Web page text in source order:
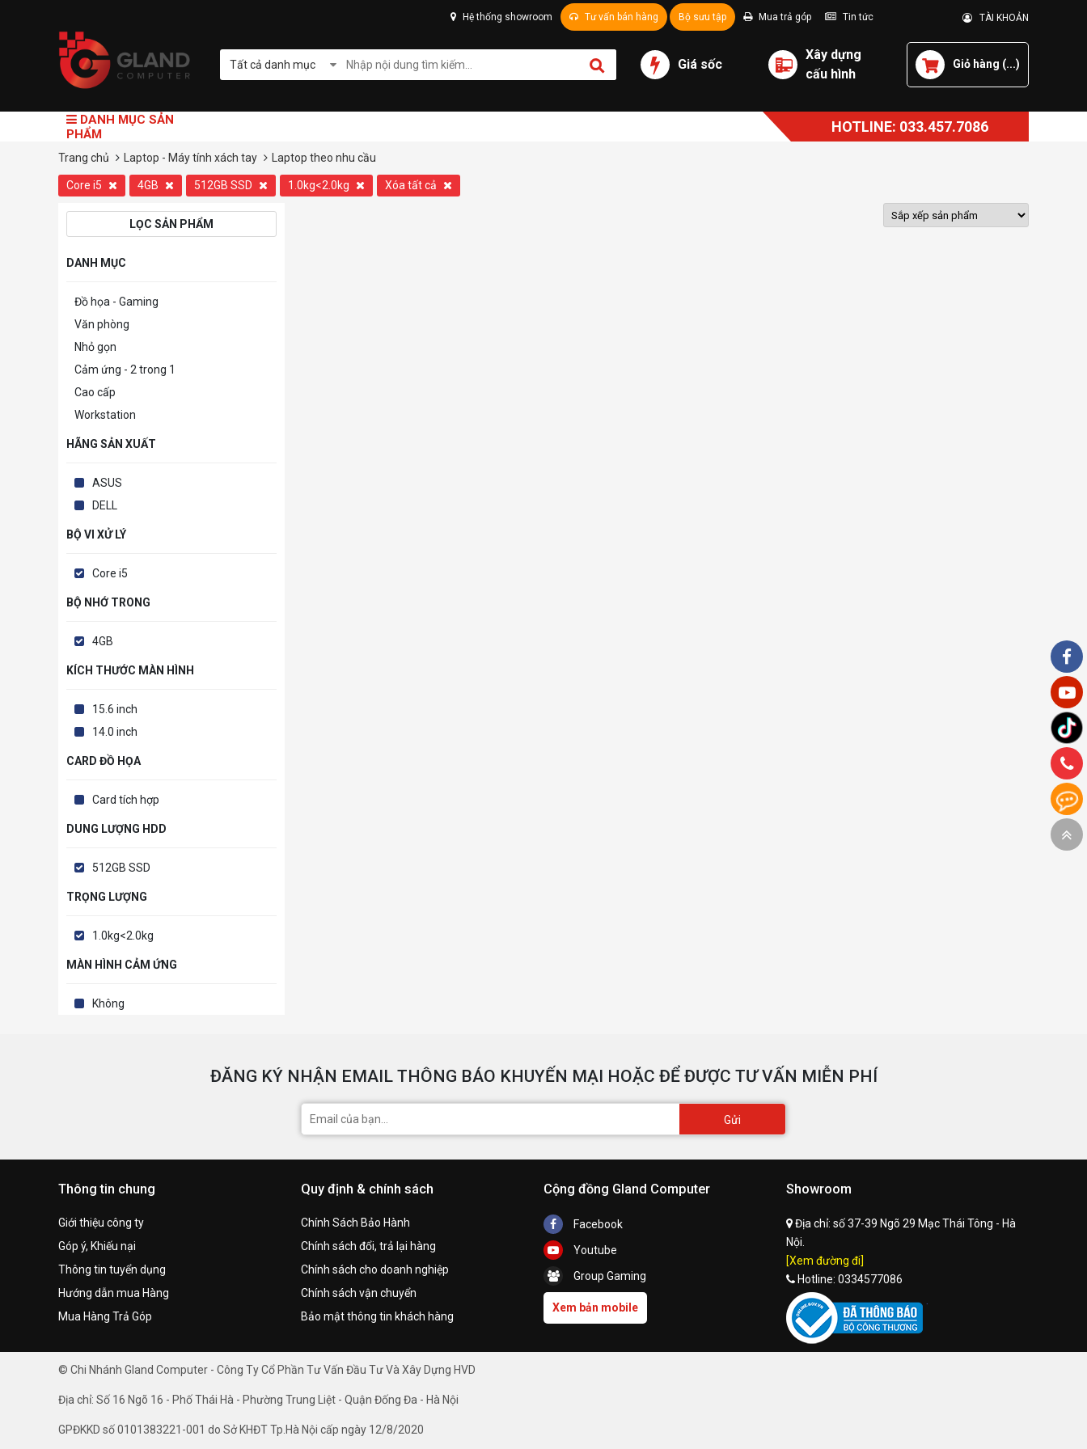
Hệ thống showroom Tư vấn bán hàng Bộ sưu tập Mua trả góp Tin tức TÀI KHOẢN
Tất cả danh mục Giá sốc
Xây dựng
cấu hình
Giỏ hàng (...)
DANH MỤC SẢN
PHẨM
HOTLINE: 033.457.7086
Trang chủ Laptop - Máy tính xách tay Laptop theo nhu cầu
Core i5 4GB 512GB SSD 1.0kg<2.0kg Xóa tất cả
LỌC SẢN PHẨM
DANH MỤC
Đồ họa - Gaming
Văn phòng
Nhỏ gọn
Cảm ứng - 2 trong 1
Cao cấp
Workstation
HÃNG SẢN XUẤT
ASUS
DELL
BỘ VI XỬ LÝ
Core i5
BỘ NHỚ TRONG
4GB
KÍCH THƯỚC MÀN HÌNH
15.6 inch
14.0 inch
CARD ĐỒ HỌA
Card tích hợp
DUNG LƯỢNG HDD
512GB SSD
TRỌNG LƯỢNG
1.0kg<2.0kg
MÀN HÌNH CẢM ỨNG
Không
ĐĂNG KÝ NHẬN EMAIL THÔNG BÁO KHUYẾN MẠI HOẶC ĐỂ ĐƯỢC TƯ VẤN MIỄN PHÍ
Gửi
Thông tin chung
Giới thiệu công ty
Góp ý, Khiếu nại
Thông tin tuyển dụng
Hướng dẫn mua Hàng
Mua Hàng Trả Góp
Quy định & chính sách
Chính Sách Bảo Hành
Chính sách đổi, trả lại hàng
Chính sách cho doanh nghiệp
Chính sách vận chuyển
Bảo mật thông tin khách hàng
Cộng đồng Gland Computer
Facebook
Youtube
Group Gaming
Xem bản mobile
Showroom
Địa chỉ: số 37-39 Ngõ 29 Mạc Thái Tông - Hà
Nội.
[Xem đường đi]
Hotline: 0334577086
© Chi Nhánh Gland Computer - Công Ty Cổ Phần Tư Vấn Đầu Tư Và Xây Dựng HVD
Địa chỉ: Số 16 Ngõ 16 - Phố Thái Hà - Phường Trung Liệt - Quận Đống Đa - Hà Nội
GPĐKKD số 0101383221-001 do Sở KHĐT Tp.Hà Nội cấp ngày 12/8/2020